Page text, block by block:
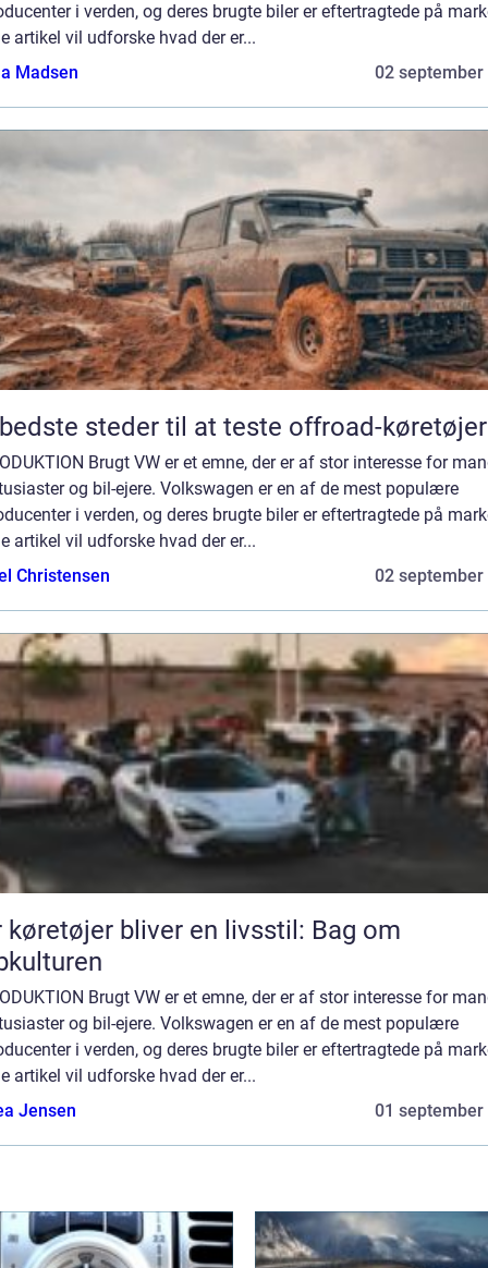
i verden, og deres brugte biler er eftertragtede på
artikel vil udforske hvad der er...
Madsen
02 september
steder til at teste offroad-køretøjer
Brugt VW er et emne, der er af stor interesse for
og bil-ejere. Volkswagen er en af de mest populære
i verden, og deres brugte biler er eftertragtede på
artikel vil udforske hvad der er...
Christensen
02 september
køretøjer bliver en livsstil: Bag om
Brugt VW er et emne, der er af stor interesse for
og bil-ejere. Volkswagen er en af de mest populære
i verden, og deres brugte biler er eftertragtede på
artikel vil udforske hvad der er...
Jensen
01 september